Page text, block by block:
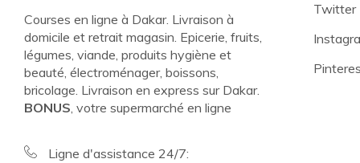
Courses en ligne à Dakar. Livraison à
domicile et retrait magasin. Epicerie, fruits,
légumes, viande, produits hygiène et
beauté, électroménager, boissons,
bricolage. Livraison en express sur Dakar.
BONUS, votre supermarché en ligne
Ligne d'assistance 24/7:
Twitter